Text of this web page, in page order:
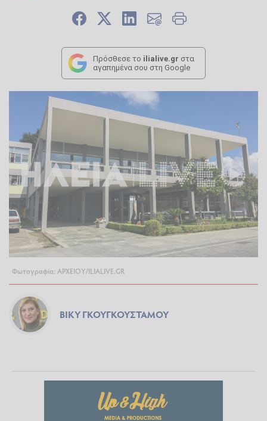
Πρόσθεσε το ilialive.gr στα
αγαπημένα σου στη Google
Φωτογραφία: ΑΡΧΕΙΟΥ/ILIALIVE.GR
ΒΊΚΥ ΓΚΟΥΓΚΟΥΣΤΆΜΟΥ